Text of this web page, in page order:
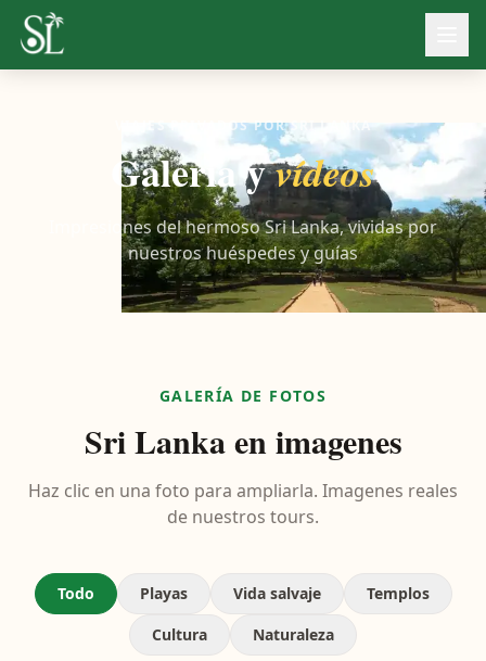
VIAJES PRIVADOS POR SRI LANKA
Galería yvídeos
Impresiones del hermoso Sri Lanka, vividas por
nuestros huéspedes y guías
GALERÍA DE FOTOS
Sri Lanka en imagenes
Haz clic en una foto para ampliarla. Imagenes reales
de nuestros tours.
Todo Playas Vida salvaje
Templos
Cultura
Naturaleza